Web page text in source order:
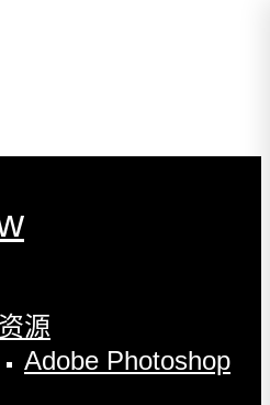
源
Adobe Photoshop